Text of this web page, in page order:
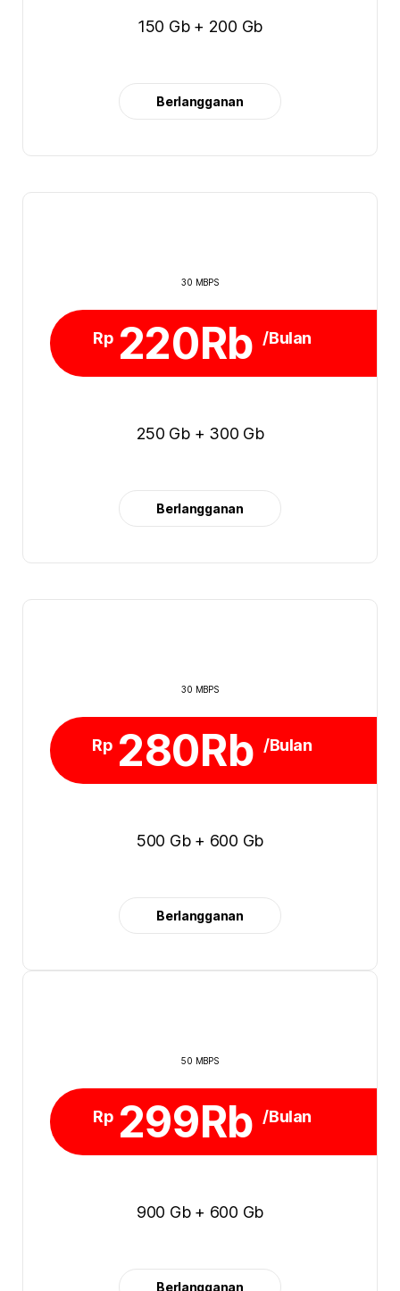
150 Gb + 200 Gb
Berlangganan
30 MBPS
Rp 220Rb /Bulan
250 Gb + 300 Gb
Berlangganan
30 MBPS
Rp 280Rb /Bulan
500 Gb + 600 Gb
Berlangganan
50 MBPS
Rp 299Rb /Bulan
900 Gb + 600 Gb
Berlangganan